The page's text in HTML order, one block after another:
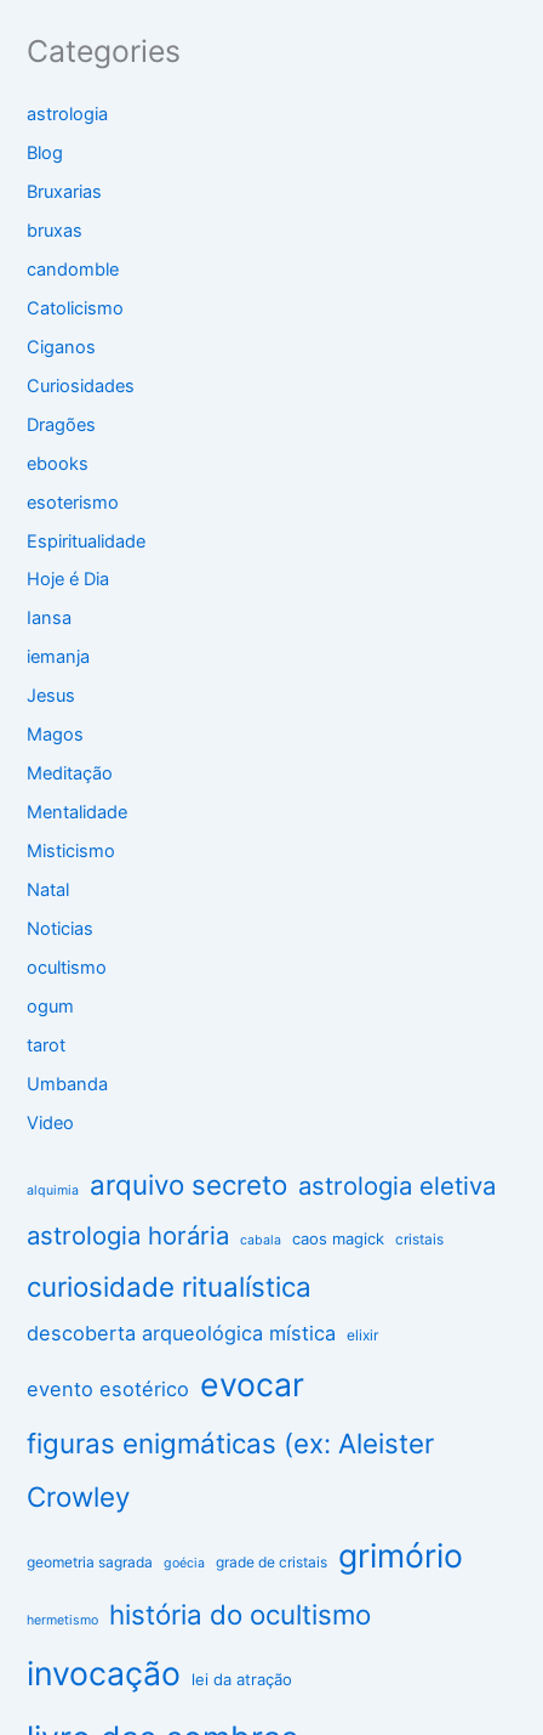
Categories
astrologia
Blog
Bruxarias
bruxas
candomble
Catolicismo
Ciganos
Curiosidades
Dragões
ebooks
esoterismo
Espiritualidade
Hoje é Dia
Iansa
iemanja
Jesus
Magos
Meditação
Mentalidade
Misticismo
Natal
Noticias
ocultismo
ogum
tarot
Umbanda
Video
alquimia arquivo secreto astrologia eletiva
astrologia horária
cabala caos magick cristais
curiosidade ritualística
descoberta arqueológica mística elixir
evento esotérico evocar
figuras enigmáticas (ex: Aleister
Crowley
geometria sagrada goécia grade de cristais grimório
hermetismo história do ocultismo
invocação lei da atração